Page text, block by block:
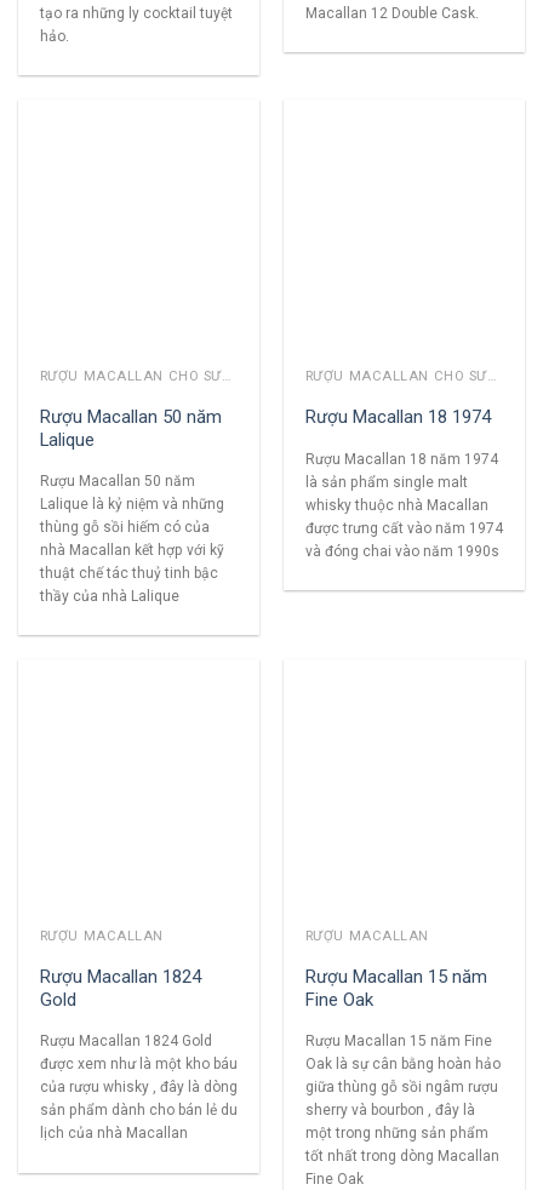
tạo ra những ly cocktail tuyệt
hảo.
Macallan 12 Double Cask.
RƯỢU MACALLAN CHO SƯU TẦM
Rượu Macallan 50 năm
Lalique
Rượu Macallan 50 năm
Lalique là kỷ niệm và những
thùng gỗ sồi hiếm có của
nhà Macallan kết hợp với kỹ
thuật chế tác thuỷ tinh bậc
thầy của nhà Lalique
RƯỢU MACALLAN CHO SƯU TẦM
Rượu Macallan 18 1974
Rượu Macallan 18 năm 1974
là sản phẩm single malt
whisky thuộc nhà Macallan
được trưng cất vào năm 1974
và đóng chai vào năm 1990s
RƯỢU MACALLAN
Rượu Macallan 1824
Gold
Rượu Macallan 1824 Gold
được xem như là một kho báu
của rượu whisky , đây là dòng
sản phẩm dành cho bán lẻ du
lịch của nhà Macallan
RƯỢU MACALLAN
Rượu Macallan 15 năm
Fine Oak
Rượu Macallan 15 năm Fine
Oak là sự cân bằng hoàn hảo
giữa thùng gỗ sồi ngâm rượu
sherry và bourbon , đây là
một trong những sản phẩm
tốt nhất trong dòng Macallan
Fine Oak